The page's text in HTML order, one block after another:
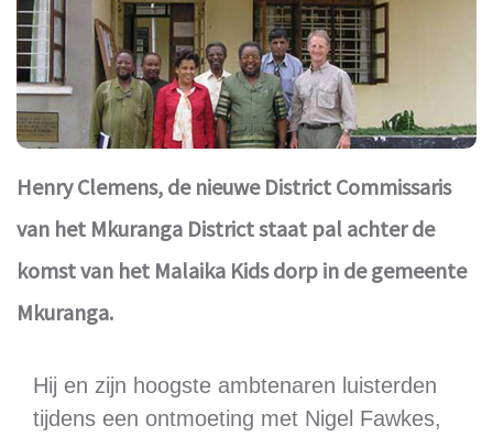
Henry Clemens, de nieuwe District Commissaris
van het Mkuranga District staat pal achter de
komst van het Malaika Kids dorp in de gemeente
Mkuranga.
Hij en zijn hoogste ambtenaren luisterden
tijdens een ontmoeting met Nigel Fawkes,